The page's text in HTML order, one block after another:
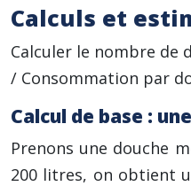
Calculs et
Calculer le nombre de
/ Consommation par
Calcul de base :
Prenons une douche
200 litres, on obtient